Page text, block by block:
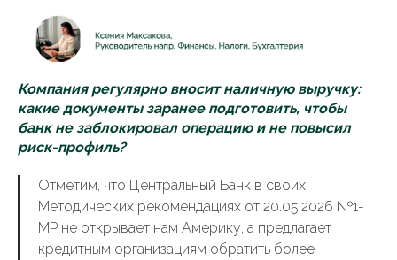
Компания регулярно вносит наличную выручку:
какие документы заранее подготовить, чтобы
банк не заблокировал операцию и не повысил
риск-профиль?
Отметим, что Центральный Банк в своих
Методических рекомендациях от 20.05.2026 №1-
МР не открывает нам Америку, а предлагает
кредитным организациям обратить более